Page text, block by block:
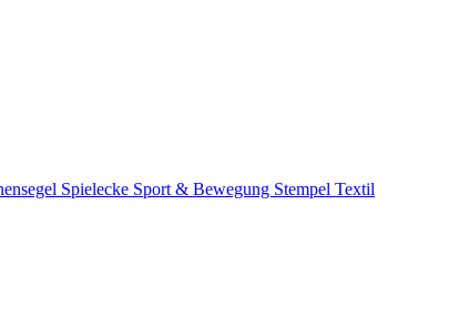
Spielecke Sport & Bewegung Stempel Textil